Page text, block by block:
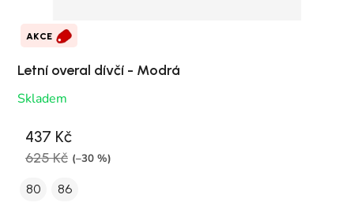
AKCE
Letní overal dívčí - Modrá
Skladem
437 Kč
625 Kč (–30 %)
80 86